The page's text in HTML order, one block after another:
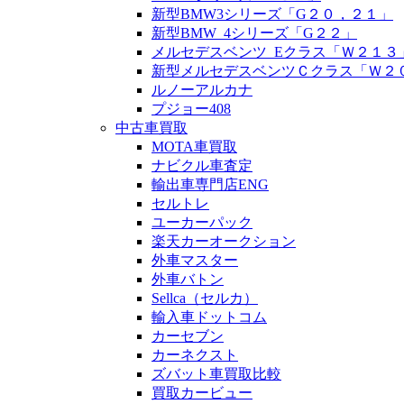
新型BMW3シリーズ「G２０，２１」
新型BMW_4シリーズ「G２２」
メルセデスベンツ_Eクラス「Ｗ２１３
新型メルセデスベンツＣクラス「Ｗ２
ルノーアルカナ
プジョー408
中古車買取
MOTA車買取
ナビクル車査定
輸出車専門店ENG
セルトレ
ユーカーパック
楽天カーオークション
外車マスター
外車バトン
Sellca（セルカ）
輸入車ドットコム
カーセブン
カーネクスト
ズバット車買取比較
買取カービュー